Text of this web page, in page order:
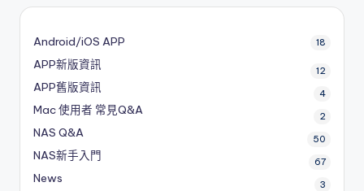
Android/iOS APP 18
APP新版資訊 12
APP舊版資訊 4
Mac 使用者 常見Q&A 2
NAS Q&A 50
NAS新手入門 67
News 3